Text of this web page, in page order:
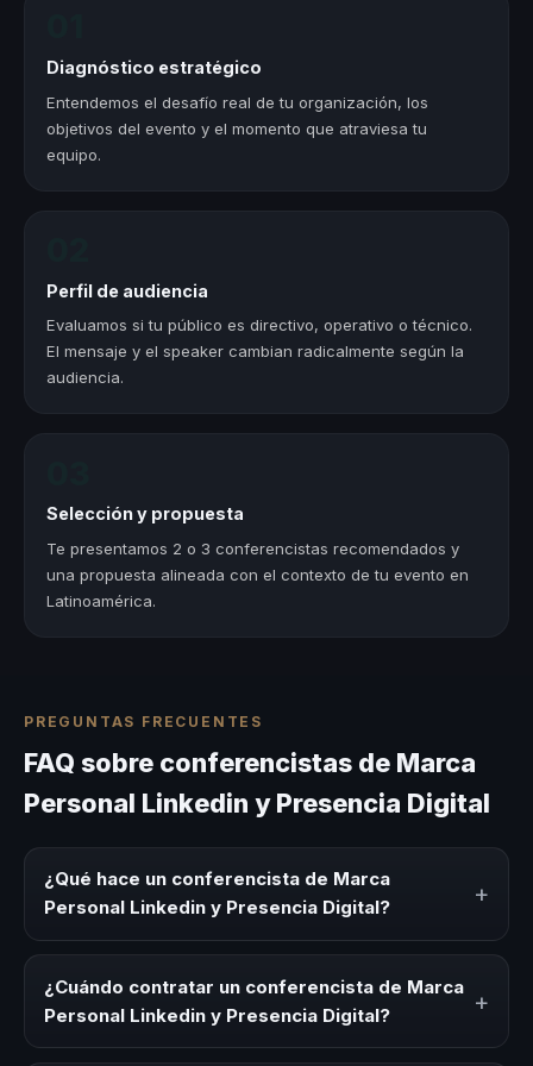
Diagnóstico estratégico
Entendemos el desafío real de tu organización, los
objetivos del evento y el momento que atraviesa tu
equipo.
Perfil de audiencia
Evaluamos si tu público es directivo, operativo o técnico.
El mensaje y el speaker cambian radicalmente según la
audiencia.
Selección y propuesta
Te presentamos 2 o 3 conferencistas recomendados y
una propuesta alineada con el contexto de tu evento en
Latinoamérica.
PREGUNTAS FRECUENTES
FAQ sobre conferencistas de Marca
Personal Linkedin y Presencia Digital
¿Qué hace un conferencista de Marca
Personal Linkedin y Presencia Digital?
+
Digital es un experto que comparte conocimiento,
estrategias y experiencias sobre este tema en eventos
corporativos, convenciones y seminarios. Su objetivo es
generar reflexión, inspiración y herramientas aplicables
¿Cuándo contratar un conferencista de Marca
Personal Linkedin y Presencia Digital?
+